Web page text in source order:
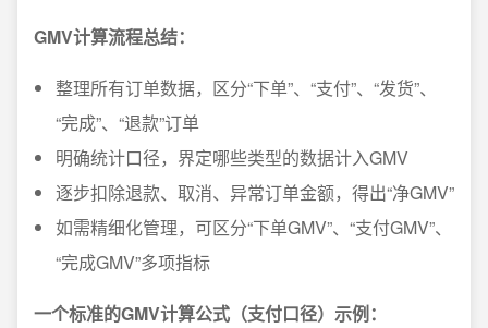
GMV计算流程总结：
整理所有订单数据，区分“下单”、“支付”、“发货”、
“完成”、“退款”订单
明确统计口径，界定哪些类型的数据计入GMV
逐步扣除退款、取消、异常订单金额，得出“净GMV”
如需精细化管理，可区分“下单GMV”、“支付GMV”、
“完成GMV”多项指标
一个标准的GMV计算公式（支付口径）示例：